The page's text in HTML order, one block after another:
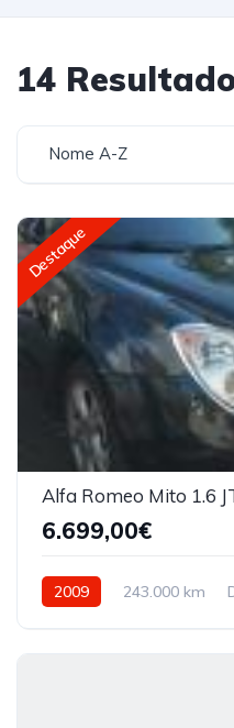
14
Nome A-Z
Destaque
Alfa Romeo Mito 1.6
6.699,00€
2009 243.000 km